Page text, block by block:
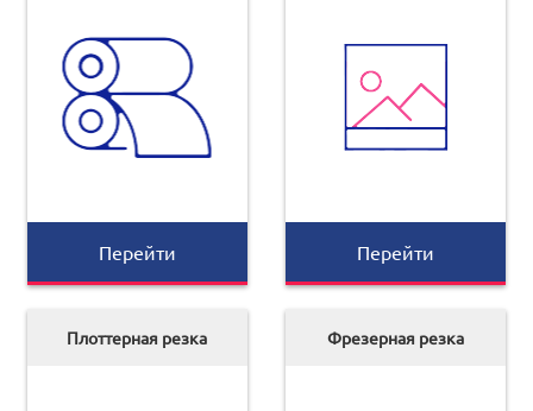
Перейти Перейти
Плоттерная резка Фрезерная резка